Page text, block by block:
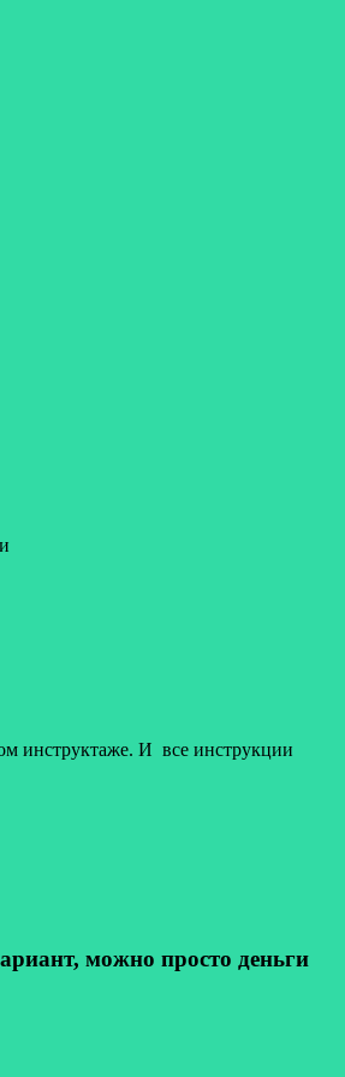
инструктаже. И все инструкции
можно просто деньги